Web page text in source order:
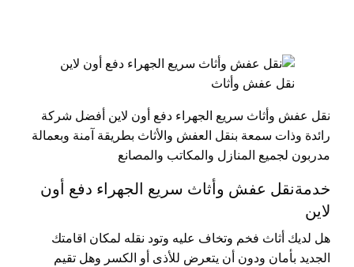
نقل عفش وأثاث
نقل عفش وأثاث سريع الجهراء دفع أون لاين أفضل شركة
رائدة وذات سمعة بنقل العفش والأثاث بطريقة آمنة وبعمالة
مدربون لجميع المنازل والمكاتب والمصانع
خدمةنقل عفش وأثاث سريع الجهراء دفع أون
لاين
هل لديك أثاث فخم وتخاف عليه وتود نقله لمكان اقامتك
الجديد بأمان ودون أن يتعرض للأذى أو الكسر وهل تقيم